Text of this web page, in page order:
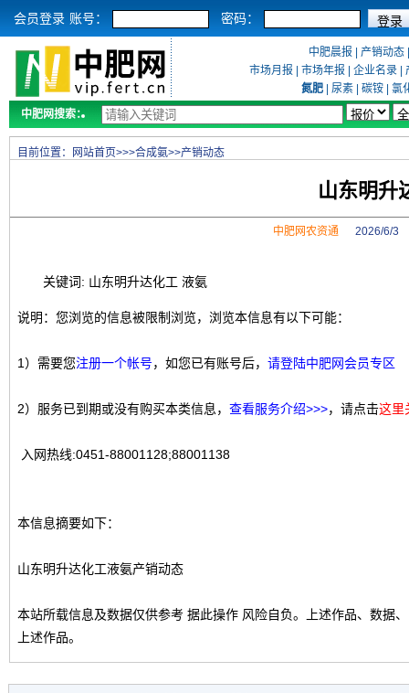
会员登录 账号： 密码：
中肥晨报 产销动态
市场月报
市场年报 企业名录
氮肥
尿素 碳铵
氯
中肥网搜索：
目前位置： 网站首页>>>合成氨>>产销动态
山东明升
中肥网农资通2026/6/3
关键词: 山东明升达化工 液氨
说明：您浏览的信息被限制浏览，浏览本信息有以下可能：
1）需要您注册一个帐号，如您已有账号后， 请登陆中肥网会员专区
2）服务已到期或没有购买本类信息， 查看服务介绍>>>，请点击这里
入网热线:0451-88001128;88001138
本信息摘要如下：
山东明升达化工液氨产销动态
本站所载信息及数据仅供参考 据此操作 风险自负。上述作品、数据
上述作品。